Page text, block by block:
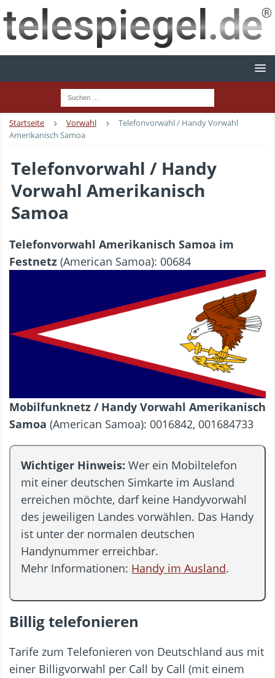
Startseite Vorwahl
Telefonvorwahl / Handy Vorwahl
Amerikanisch Samoa
Telefonvorwahl / Handy
Vorwahl Amerikanisch
Samoa
Telefonvorwahl Amerikanisch Samoa im
Festnetz (American Samoa): 00684
Mobilfunknetz / Handy Vorwahl Amerikanisch
Samoa (American Samoa): 0016842, 001684733
Wichtiger Hinweis: Wer ein Mobiltelefon
mit einer deutschen Simkarte im Ausland
erreichen möchte, darf keine Handyvorwahl
des jeweiligen Landes vorwählen. Das Handy
ist unter der normalen deutschen
Handynummer erreichbar.
Mehr Informationen: Handy im Ausland.
Billig telefonieren
Tarife zum Telefonieren von Deutschland aus mit
einer Billigvorwahl per Call by Call (mit einem